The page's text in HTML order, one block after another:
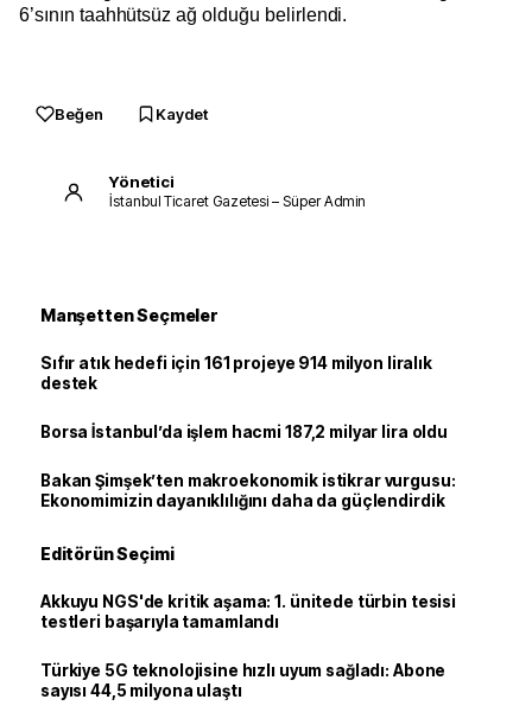
6’sının taahhütsüz ağ olduğu belirlendi.
Beğen Kaydet
Yönetici
İstanbul Ticaret Gazetesi – Süper Admin
Manşetten Seçmeler
Sıfır atık hedefi için 161 projeye 914 milyon liralık
destek
Borsa İstanbul’da işlem hacmi 187,2 milyar lira oldu
Bakan Şimşek’ten makroekonomik istikrar vurgusu:
Ekonomimizin dayanıklılığını daha da güçlendirdik
Editörün Seçimi
Akkuyu NGS'de kritik aşama: 1. ünitede türbin tesisi
testleri başarıyla tamamlandı
Türkiye 5G teknolojisine hızlı uyum sağladı: Abone
sayısı 44,5 milyona ulaştı